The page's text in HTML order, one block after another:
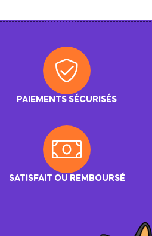
PAIEMENTS SÉCURISÉS
SATISFAIT OU REMBOURSÉ